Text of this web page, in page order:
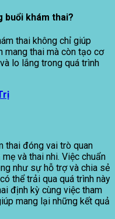
buổi khám thai?
thai không chỉ giúp
mang thai mà còn tạo cơ
lo lắng trong quá trình
thai đóng vai trò quan
và thai nhi. Việc chuẩn
như sự hỗ trợ và chia sẻ
thể trải qua quá trình này
định kỳ cùng việc tham
mang lại những kết quả